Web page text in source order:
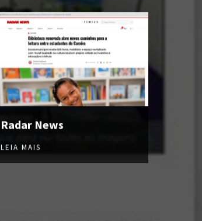
Radar News
LEIA MAIS